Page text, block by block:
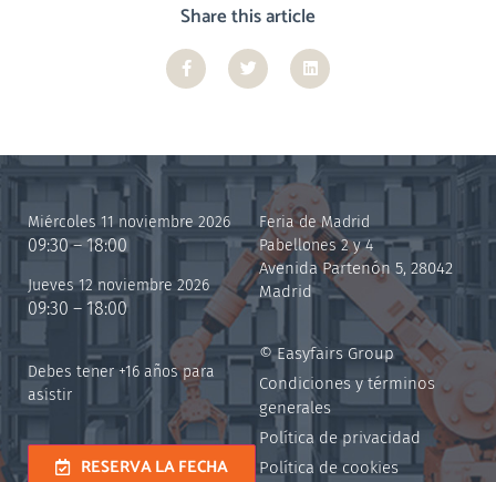
Share this article
Miércoles 11 noviembre 2026
09:30 – 18:00
Jueves 12 noviembre 2026
09:30 – 18:00
Debes tener +16 años para
asistir
RESERVA LA FECHA
Feria de Madrid
Pabellones 2 y 4
Avenida Partenón 5, 28042
Madrid
© Easyfairs Group
Condiciones y términos
generales
Política de privacidad
Política de cookies